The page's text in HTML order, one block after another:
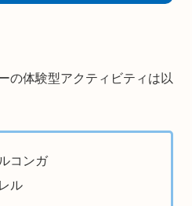
の体験型アクティビティは以
コンガ
ル